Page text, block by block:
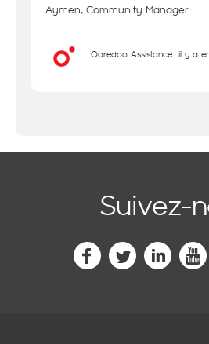
Aymen, Community Manager
Ooredoo Assistance il y a
Suivez-